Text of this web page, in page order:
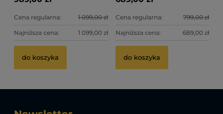
Cena regularna: 1 099,00 zł
Najniższa cena: 1 099,00 zł
do koszyka
Cena regularna: 799,00 zł
Najniższa cena: 689,00 zł
do koszyka